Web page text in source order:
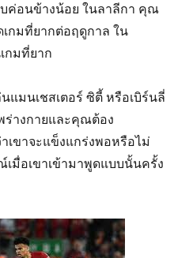
ค่อนข้างน้อย ในลาลีกา คุณ
เกมที่ยากต่อฤดูกาล ใน
กมที่ยาก
มนเชสเตอร์ ซิตี้ หรือเบิร์นลี่
ร่างกายและคุณต้อง
เขาจะแข็งแกร่งพอหรือไม่
มื่อเขาเข้ามาพูดแบบนั้นครั้ง